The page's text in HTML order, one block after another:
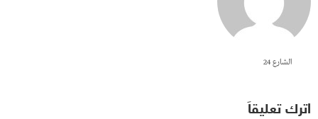
الشارع 24
اترك تعليقاً